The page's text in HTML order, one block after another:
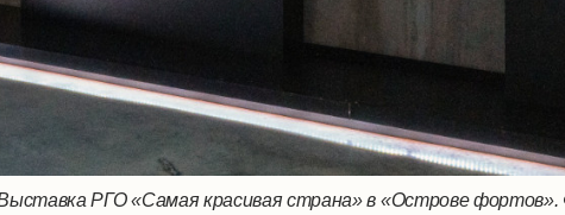
РГО «Самая красивая страна» в «Острове